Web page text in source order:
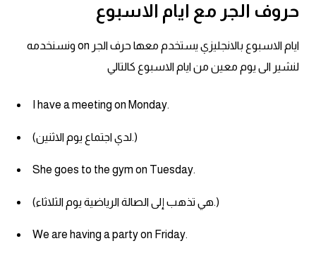
حروف الجر مع ايام الاسبوع
ايام الاسبوع بالانجليزي يستخدم معها حرف الجر on ونسنخدمه
لنشير الى يوم معين من ايام الاسبوع كالتالي
I have a meeting on Monday.
(لدي اجتماع يوم الاثنين.)
She goes to the gym on Tuesday.
(هي تذهب إلى الصالة الرياضية يوم الثلاثاء.)
We are having a party on Friday.